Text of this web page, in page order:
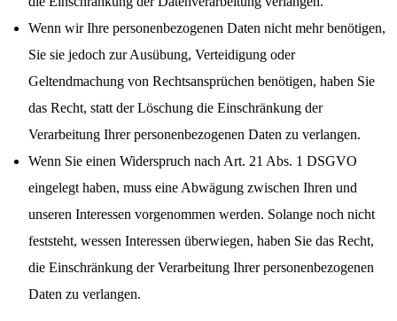
Wenn wir Ihre personenbezogenen Daten nicht mehr benötigen,
Sie sie jedoch zur Ausübung, Verteidigung oder
Geltendmachung von Rechtsansprüchen benötigen, haben Sie
das Recht, statt der Löschung die Einschränkung der
Verarbeitung Ihrer personenbezogenen Daten zu verlangen.
Wenn Sie einen Widerspruch nach Art. 21 Abs. 1 DSGVO
eingelegt haben, muss eine Abwägung zwischen Ihren und
unseren Interessen vorgenommen werden. Solange noch nicht
feststeht, wessen Interessen überwiegen, haben Sie das Recht,
die Einschränkung der Verarbeitung Ihrer personenbezogenen
Daten zu verlangen.